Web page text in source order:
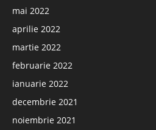
mai 2022
aprilie 2022
martie 2022
februarie 2022
ianuarie 2022
decembrie 2021
noiembrie 2021